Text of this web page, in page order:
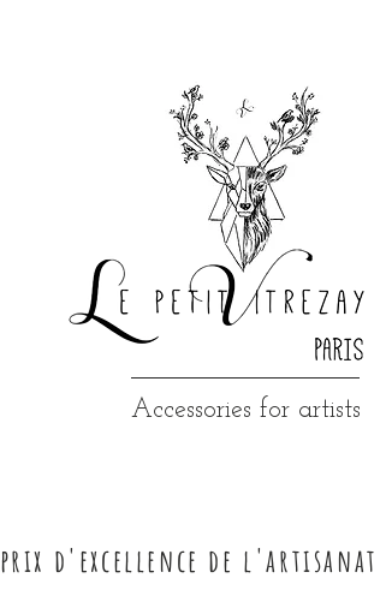
Accessories for artists
prix d'excellence de